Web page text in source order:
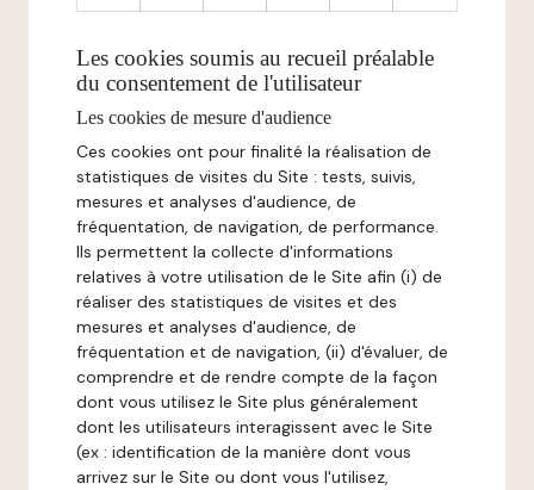
Les cookies soumis au recueil préalable
du consentement de l'utilisateur
Les cookies de mesure d'audience
Ces cookies ont pour finalité la réalisation de
statistiques de visites du Site : tests, suivis,
mesures et analyses d'audience, de
fréquentation, de navigation, de performance.
Ils permettent la collecte d'informations
relatives à votre utilisation de le Site afin (i) de
réaliser des statistiques de visites et des
mesures et analyses d'audience, de
fréquentation et de navigation, (ii) d'évaluer, de
comprendre et de rendre compte de la façon
dont vous utilisez le Site plus généralement
dont les utilisateurs interagissent avec le Site
(ex : identification de la manière dont vous
arrivez sur le Site ou dont vous l'utilisez,